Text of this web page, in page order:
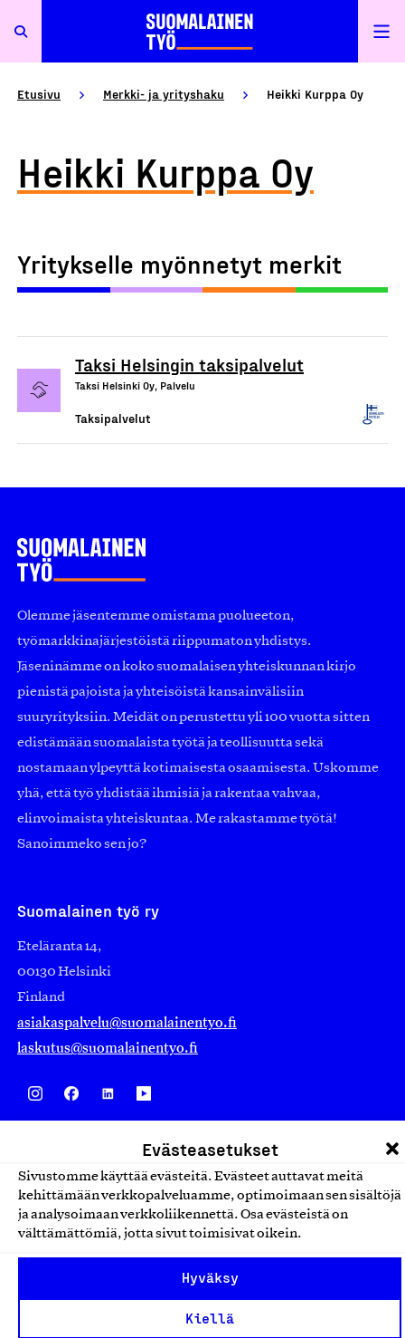
Evästeasetukset
Sivustomme käyttää evästeitä. Evästeet auttavat meitä
kehittämään verkkopalveluamme, optimoimaan sen sisältöjä
ja analysoimaan verkkoliikennettä. Osa evästeistä on
välttämättömiä, jotta sivut toimisivat oikein.
Hyväksy
Kiellä
Etusivu Merkki- ja yrityshaku Heikki Kurppa Oy
Heikki Kurppa Oy
Yritykselle myönnetyt merkit
Taksi Helsingin taksipalvelut
Taksi Helsinki Oy, Palvelu
Taksipalvelut
Olemme jäsentemme omistama puolueeton,
työmarkkinajärjestöistä riippumaton yhdistys.
Jäseninämme on koko suomalaisen yhteiskunnan kirjo
pienistä pajoista ja yhteisöistä kansainvälisiin
suuryrityksiin. Meidät on perustettu yli 100 vuotta sitten
edistämään suomalaista työtä ja teollisuutta sekä
nostamaan ylpeyttä kotimaisesta osaamisesta. Uskomme
yhä, että työ yhdistää ihmisiä ja rakentaa vahvaa,
elinvoimaista yhteiskuntaa. Me rakastamme työtä!
Sanoimmeko sen jo?
Suomalainen työ ry
Eteläranta 14,
00130 Helsinki
Finland
asiakaspalvelu@suomalainentyo.fi
laskutus@suomalainentyo.fi
Design From Finland
Yhteiskunnallinen Yritys -merkki